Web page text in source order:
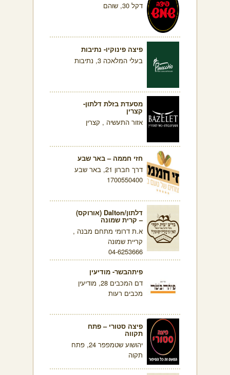
דקל 30, שוהם
פיצה פינוקיו- נתיבות
בעלי המלאכה 3, נתיבות
מסעדת בזלת דלתון-
קצרין
אזור התעשיה , קצרין
חזי חממה – באר שבע
דרך חברון 21, באר שבע
1700550400
דלתון/Dalton (אורוקס)
– קרית שמונה
א.ת דרומי מתחם מבנה ,
קריית שמונה
04-6253666
פיתהבשר- מודיעין
דם המכבים 28, מודיעין
מכבים רעות
פיצה סטורי – פתח
תקווה
יהושוע שטמפפר 24, פתח
תקוה